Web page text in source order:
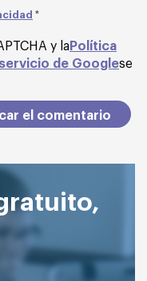
*
y laPolítica
de Googlese